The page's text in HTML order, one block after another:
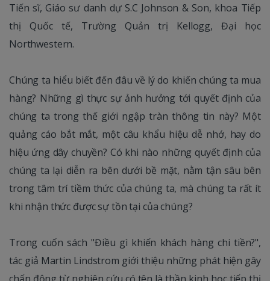
Tiến sĩ, Giáo sư danh dự S.C Johnson & Son, khoa Tiếp
thị Quốc tế, Trường Quản trị Kellogg, Đại học
Northwestern.
Chúng ta hiểu biết đến đâu về lý do khiến chúng ta mua
hàng? Những gì thực sự ảnh hưởng tới quyết định của
chúng ta trong thế giới ngập tràn thông tin này? Một
quảng cáo bắt mắt, một câu khẩu hiệu dễ nhớ, hay do
hiệu ứng dây chuyền? Có khi nào những quyết định của
chúng ta lại diễn ra bên dưới bề mặt, nằm tận sâu bên
trong tâm trí tiềm thức của chúng ta, mà chúng ta rất ít
khi nhận thức được sự tồn tại của chúng?
Trong cuốn sách "Điều gì khiến khách hàng chi tiền?",
tác giả Martin Lindstrom giới thiệu những phát hiện gây